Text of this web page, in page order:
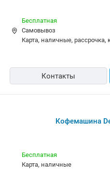
Бесплатная
Самовывоз
карта, наличные, рассрочка,
Контакты
Кофемашина
Бесплатная
карта, наличные